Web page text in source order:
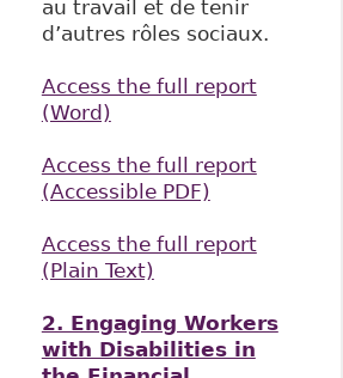
au travail et de tenir
d’autres rôles sociaux.
Access the full report
(Word)
Access the full report
(Accessible PDF)
Access the full report
(Plain Text)
2. Engaging Workers
with Disabilities in